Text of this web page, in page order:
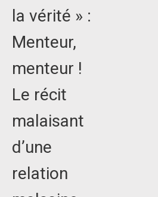
la vérité » :
Menteur,
menteur !
Le récit
malaisant
d’une
relation